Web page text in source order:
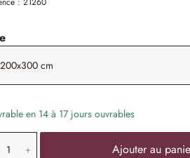
sélectionner
en 14 à 17 jours ouvrables
de produit:Ajouter au